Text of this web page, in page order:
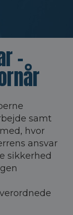
-
samt
hvor
ansvar
sikkerhed